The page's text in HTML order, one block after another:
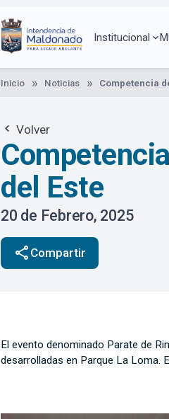
Institucional
Inicio Noticias Competencia
Volver
del Este
20 de Febrero, 2025
share Compartir
El evento denominado Parate de
desarrolladas en Parque La Loma.